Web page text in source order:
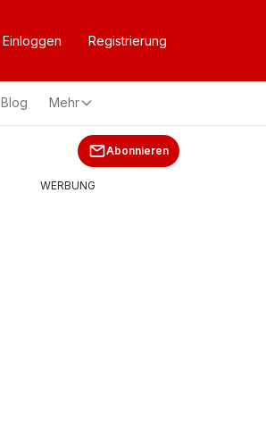
Einloggen Registrierung
Blog Mehr
Abonnieren
WERBUNG